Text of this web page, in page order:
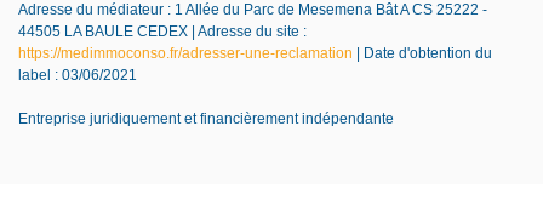
Adresse du médiateur : 1 Allée du Parc de Mesemena Bât A CS 25222 -
44505 LA BAULE CEDEX | Adresse du site :
https://medimmoconso.fr/adresser-une-reclamation | Date d'obtention du
label : 03/06/2021
Entreprise juridiquement et financièrement indépendante